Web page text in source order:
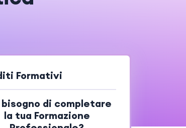
Formativi
bisogno di completare
la tua Formazione